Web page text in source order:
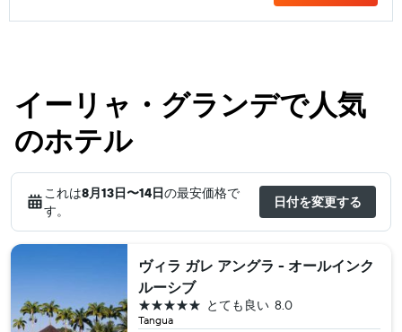
イーリャ・グランデで人気
のホテル
これは8月13日​〜14日の最安価格で
す。
日付を変更する
ヴィラ ガレ アングラ - オールインク
ルーシブ
Tangua
8.0
とても良い
5つ星